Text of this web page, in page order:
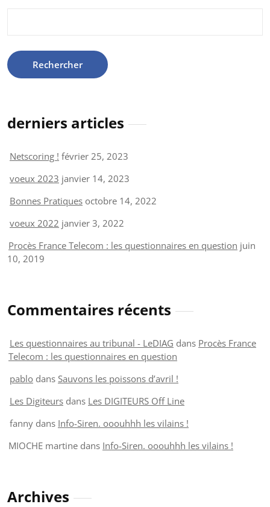
derniers articles
Netscoring ! février 25, 2023
voeux 2023 janvier 14, 2023
Bonnes Pratiques octobre 14, 2022
voeux 2022 janvier 3, 2022
Procès France Telecom : les questionnaires en question juin
10, 2019
Commentaires récents
Les questionnaires au tribunal - LeDIAG dans Procès France
Telecom : les questionnaires en question
pablo dans Sauvons les poissons d’avril !
Les Digiteurs dans Les DIGITEURS Off Line
fanny dans Info-Siren. ooouhhh les vilains !
MIOCHE martine dans Info-Siren. ooouhhh les vilains !
Archives